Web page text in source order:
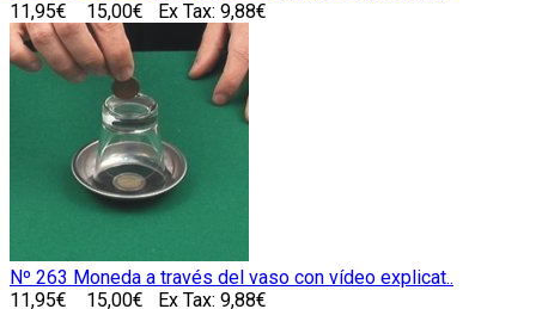
11,95€
15,00€ Ex Tax: 9,88€
Nº 263 Moneda a través del vaso con vídeo explicat..
11,95€
15,00€ Ex Tax: 9,88€